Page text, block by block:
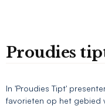
Proudies
In 'Proudies Tipt'
favorieten op het gebied